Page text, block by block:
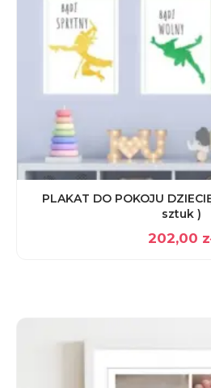
PLAKAT DO POKOJU
sztuk )
202,00